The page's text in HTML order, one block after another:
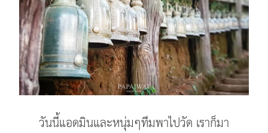
วันนี้แอดมินและหนุ่มๆทีมพาไปวัด เราก็มา